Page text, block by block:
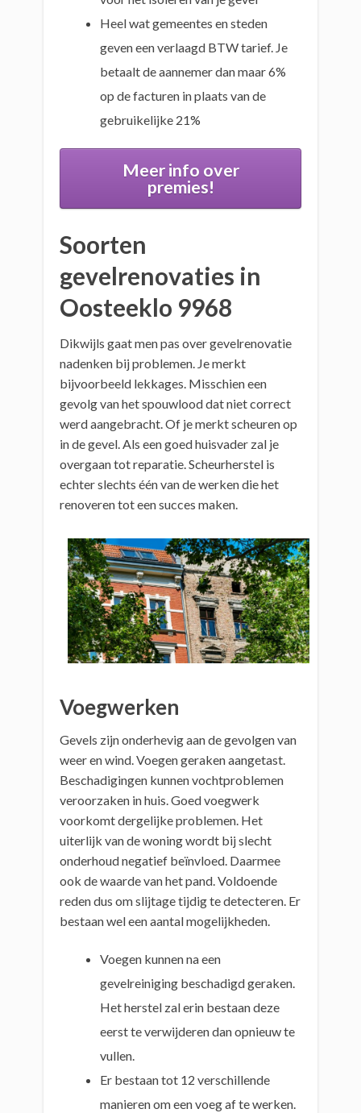
Heel wat gemeentes en steden
geven een verlaagd BTW tarief. Je
betaalt de aannemer dan maar 6%
op de facturen in plaats van de
gebruikelijke 21%
Meer info over
premies!
Soorten
gevelrenovaties in
Oosteeklo 9968
Dikwijls gaat men pas over gevelrenovatie
nadenken bij problemen. Je merkt
bijvoorbeeld lekkages. Misschien een
gevolg van het spouwlood dat niet correct
werd aangebracht. Of je merkt scheuren op
in de gevel. Als een goed huisvader zal je
overgaan tot reparatie. Scheurherstel is
echter slechts één van de werken die het
renoveren tot een succes maken.
Voegwerken
Gevels zijn onderhevig aan de gevolgen van
weer en wind. Voegen geraken aangetast.
Beschadigingen kunnen vochtproblemen
veroorzaken in huis. Goed voegwerk
voorkomt dergelijke problemen. Het
uiterlijk van de woning wordt bij slecht
onderhoud negatief beïnvloed. Daarmee
ook de waarde van het pand. Voldoende
reden dus om slijtage tijdig te detecteren. Er
bestaan wel een aantal mogelijkheden.
Voegen kunnen na een
gevelreiniging beschadigd geraken.
Het herstel zal erin bestaan deze
eerst te verwijderen dan opnieuw te
vullen.
Er bestaan tot 12 verschillende
manieren om een voeg af te werken.